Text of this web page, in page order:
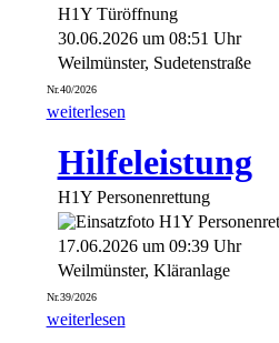
H1Y Türöffnung
30.06.2026 um 08:51 Uhr
Weilmünster, Sudetenstraße
Nr.40/2026
weiterlesen
Hilfeleistung
H1Y Personenrettung
17.06.2026 um 09:39 Uhr
Weilmünster, Kläranlage
Nr.39/2026
weiterlesen